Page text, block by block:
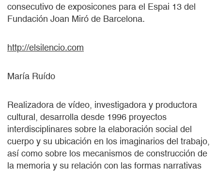
consecutivo de exposicones para el Espai 13 del
Fundación Joan Miró de Barcelona.
http://elsilencio.com
María Ruído
Realizadora de vídeo, investigadora y productora
cultural, desarrolla desde 1996 proyectos
interdisciplinares sobre la elaboración social del
cuerpo y su ubicación en los imaginarios del trabajo,
así como sobre los mecanismos de construcción de
la memoria y su relación con las formas narrativas